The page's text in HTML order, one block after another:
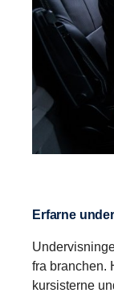
Erfarne
fra branchen.
kursisterne